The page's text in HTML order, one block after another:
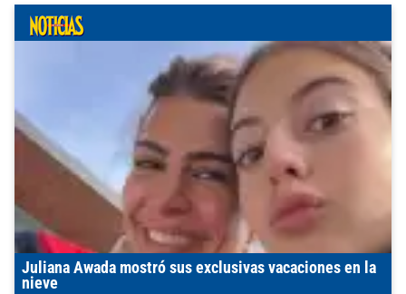
Juliana Awada mostró sus exclusivas vacaciones en la
nieve